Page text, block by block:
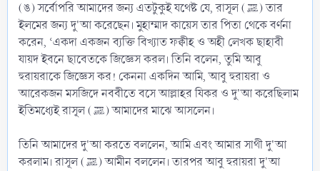
(ঙ) সর্বোপরি আমাদের জন্য এতটুকুই যথেষ্ট যে, রাসূল (ﷺ) তার
ইলমের জন্য দু'আ করেছেন। মুহাম্মাদ কায়েস তার পিতা থেকে বর্ণনা
করেন, ‘একদা একজন ব্যক্তি বিখ্যাত ফক্বীহ ও অহী লেখক ছাহাবী
যায়দ ইবনে ছাবেতকে জিজ্ঞেস করল। তিনি বলেন, তুমি আবু
হুরায়রাকে জিজ্ঞেস কর! কেননা একদিন আমি, আবু হুরায়রা ও
আরেকজন মসজিদে নববীতে বসে আল্লাহর যিকর ও দু'আ করেছিলাম
ইতিমধ্যেই রাসূল (ﷺ) আমাদের মাঝে আসলেন।
তিনি আমাদের দু'আ করতে বললেন, আমি এবং আমার সাথী দু'আ
করলাম। রাসূল (ﷺ) আমীন বললেন। তারপর আবু হুরায়রা দু'আ